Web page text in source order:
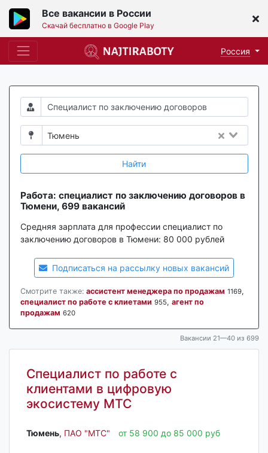
Все вакансии в России
Скачай бесплатно в Google Play
Россия
Тюмень
Найти
Работа: специалист по заключению договоров в
Тюмени, 699 вакансий
Средняя зарплата для профессии специалист по
заключению договоров в Тюмени: 80 000 рублей
Подписаться на рассылку новых вакансий
Смотрите также: ассистент менеджера по продажам 1169,
специалист по работе с клиетами 955, агент по
продажам 620
Вакансии 21—40 из 699
Специалист по работе с
клиентами в цифровую
экосистему МТС
Тюмень‎, ПАО "МТС" от 58 900 до 85 000 руб